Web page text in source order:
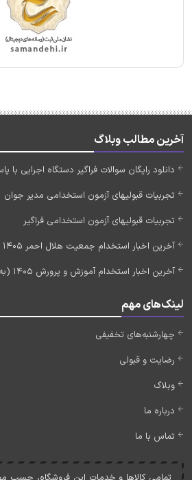
آخرین مطالب وبلاگ
دانلود رایگان سوالات فراگیر دستگاه اجرایی با
تجربیات قبولیهای آزمون استخدامی مدیر جوان
تجربیات قبولیهای آزمون استخدامی فراگیر
آخرین اخبار استخدام جمعیت هلال احمر 1405 (به زودی)
آخرین اخبار استخدام آموزش و پرورش 1405 (به زودی)
لینک‌های مهم
چهارشنبه‌های تخفیفی
رضایت و قبولی
وبلاگ
درباره ما
تماس با ما